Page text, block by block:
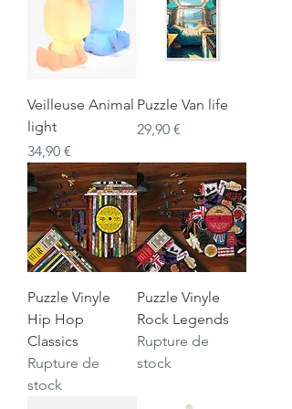
Veilleuse Animal
light
Prix
34,90 €
Puzzle Van life
Prix
29,90 €
Puzzle Vinyle
Hip Hop
Classics
Rupture de
stock
Puzzle Vinyle
Rock Legends
Rupture de
stock